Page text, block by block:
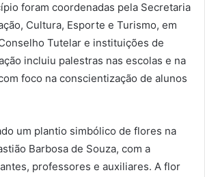
foram coordenadas pela Secretaria
Cultura, Esporte e Turismo, em
Tutelar e instituições de
incluiu palestras nas escolas e na
foco na conscientização de alunos
um plantio simbólico de flores na
Barbosa de Souza, com a
professores e auxiliares. A flor